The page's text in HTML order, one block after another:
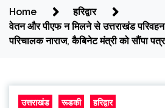
Home
हरिद्वार
वेतन और पीएफ न मिलने से उत्तराखंड
परिचालक नाराज, कैबिनेट मंत्री को सौंपा पत्र
उत्तराखंड रूडकी हरिद्वार